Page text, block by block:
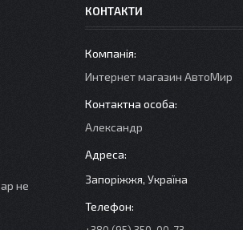
не
КОНТАКТИ
Интернет магазин АвтоМир
Александр
Запоріжжя, Україна